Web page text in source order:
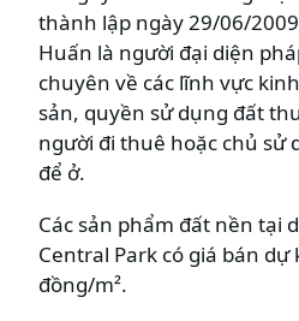
thành lập ngày 29/06/
Huấn là người đại diện
chuyên về các lĩnh vực
sản, quyền sử dụng đất
người đi thuê hoặc chủ sử
để ở.
Các sản phẩm đất nền tại
Central Park có giá bán dự
đồng/m².